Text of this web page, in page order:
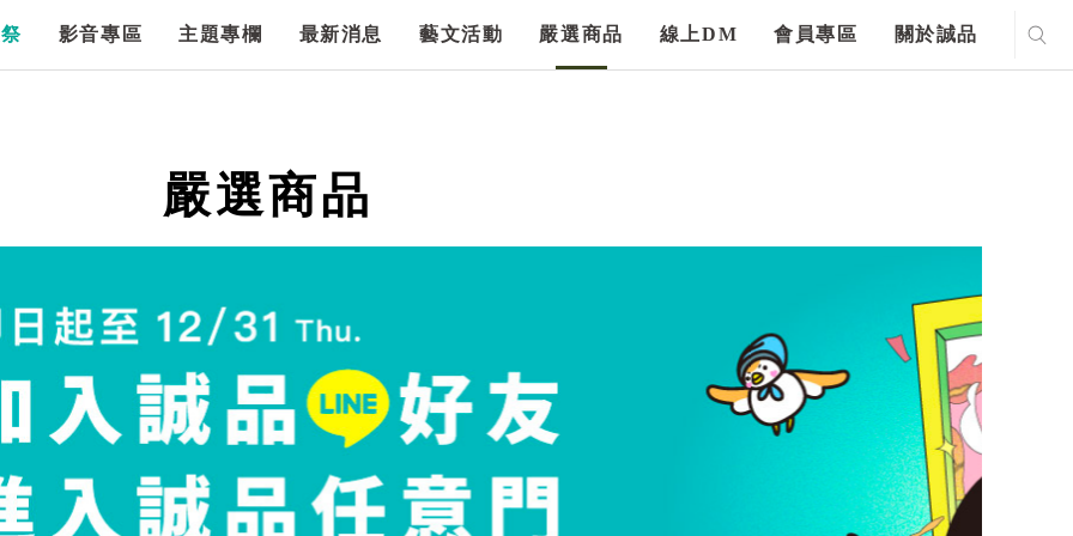
影音專區 主題專欄 最新消息 藝文活動 嚴選商品 線上DM 會員專區 關於誠品
嚴選商品